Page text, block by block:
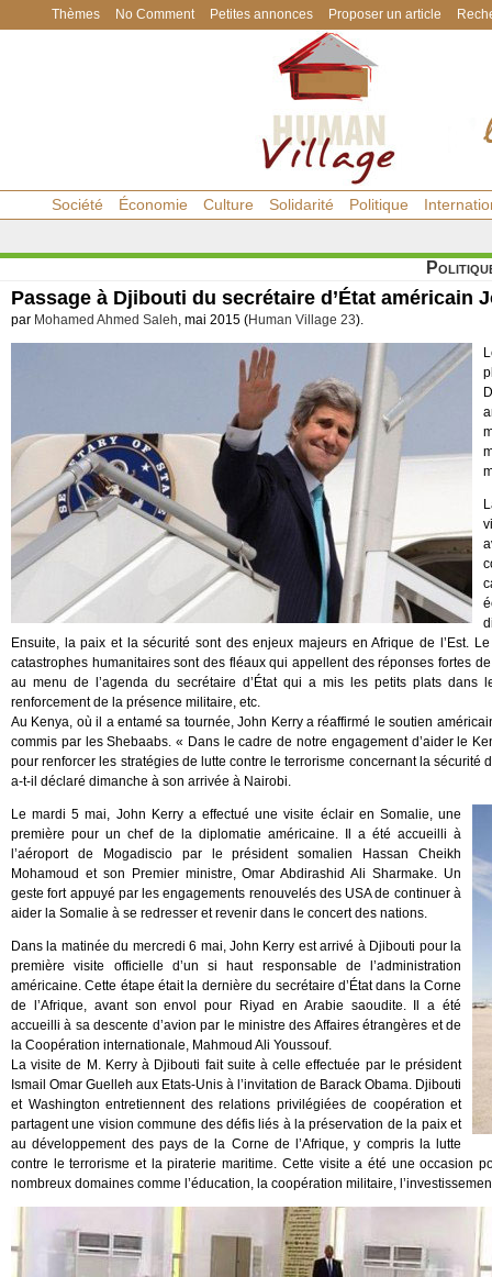
Thèmes No Comment Petites annonces Proposer un article
Société Économie Culture Solidarité Politique
Passage à Djibouti du secrétaire d’État américain
par Mohamed Ahmed Saleh, mai 2015 (Human Village 23).
Ensuite, la paix et la sécurité sont des enjeux majeurs en Afrique de l’Est.
catastrophes humanitaires sont des fléaux qui appellent des réponses fortes
au menu de l’agenda du secrétaire d’État qui a mis les petits plats dans
renforcement de la présence militaire, etc.
Au Kenya, où il a entamé sa tournée, John Kerry a réaffirmé le soutien
commis par les Shebaabs. « Dans le cadre de notre engagement d’aider le
pour renforcer les stratégies de lutte contre le terrorisme concernant la
a-t-il déclaré dimanche à son arrivée à Nairobi.
Le mardi 5 mai, John Kerry a effectué une visite éclair en Somalie, une
première pour un chef de la diplomatie américaine. Il a été accueilli à
l’aéroport de Mogadiscio par le président somalien Hassan Cheikh
Mohamoud et son Premier ministre, Omar Abdirashid Ali Sharmake. Un
geste fort appuyé par les engagements renouvelés des USA de continuer à
aider la Somalie à se redresser et revenir dans le concert des nations.
Dans la matinée du mercredi 6 mai, John Kerry est arrivé à Djibouti pour la
première visite officielle d’un si haut responsable de l’administration
américaine. Cette étape était la dernière du secrétaire d’État dans la Corne
de l’Afrique, avant son envol pour Riyad en Arabie saoudite. Il a été
accueilli à sa descente d’avion par le ministre des Affaires étrangères et de
la Coopération internationale, Mahmoud Ali Youssouf.
La visite de M. Kerry à Djibouti fait suite à celle effectuée par le président
Ismail Omar Guelleh aux Etats-Unis à l’invitation de Barack Obama. Djibouti
et Washington entretiennent des relations privilégiées de coopération et
partagent une vision commune des défis liés à la préservation de la paix et
au développement des pays de la Corne de l’Afrique, y compris la lutte
contre le terrorisme et la piraterie maritime. Cette visite a été une occasion
nombreux domaines comme l’éducation, la coopération militaire,